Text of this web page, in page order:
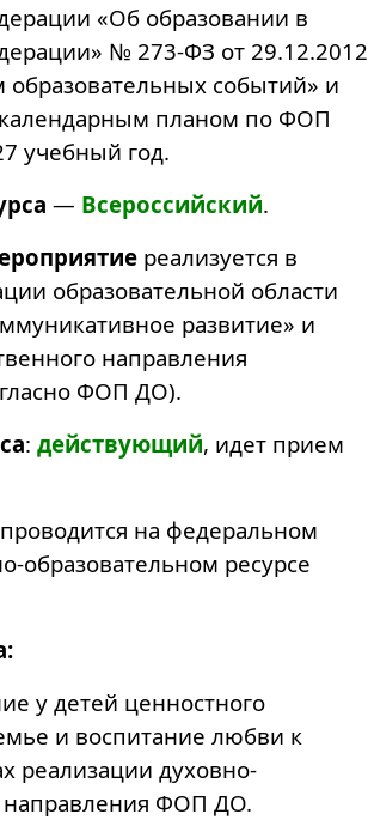
«Об образовании в
№ 273-ФЗ от 29.12.2012
образовательных событий» и
планом по ФОП
учебный год.
— Всероссийский.
реализуется в
образовательной области
развитие» и
направления
ФОП ДО).
: действующий, идет прием
проводится на федеральном
образовательном ресурсе
у детей ценностного
и воспитание любви к
реализации духовно-
направления ФОП ДО.